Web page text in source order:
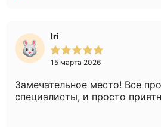
Iri
15 марта 2026
Замечательное место! Все
специалисты, и просто